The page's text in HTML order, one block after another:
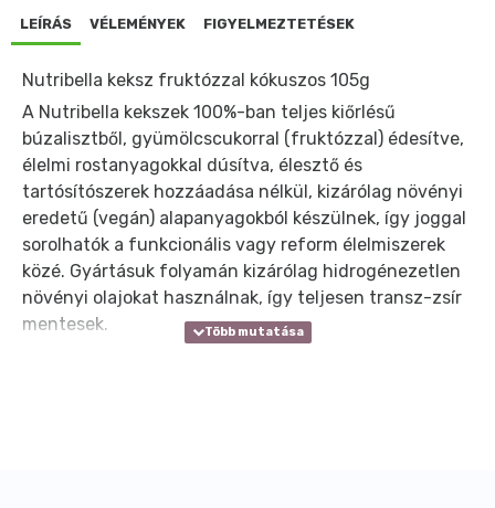
LEÍRÁS VÉLEMÉNYEK FIGYELMEZTETÉSEK
Nutribella keksz fruktózzal kókuszos 105g
A Nutribella kekszek 100%-ban teljes kiőrlésű
búzalisztből, gyümölcscukorral (fruktózzal) édesítve,
élelmi rostanyagokkal dúsítva, élesztő és
tartósítószerek hozzáadása nélkül, kizárólag növényi
eredetű (vegán) alapanyagokból készülnek, így joggal
sorolhatók a funkcionális vagy reform élelmiszerek
közé. Gyártásuk folyamán kizárólag hidrogénezetlen
növényi olajokat használnak, így teljesen transz-zsír
mentesek.